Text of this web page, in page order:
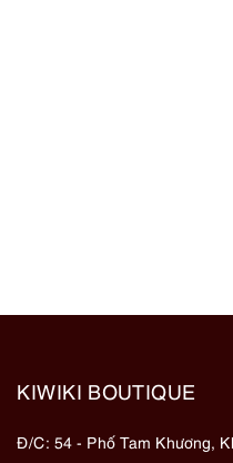
KIWIKI BOUTIQUE
Đ/C: 54 - Phố Tam Khương,